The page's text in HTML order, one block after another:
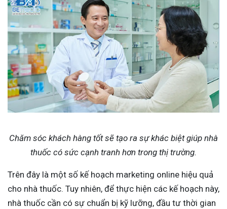
Chăm sóc khách hàng tốt sẽ tạo ra sự khác biệt giúp nhà
thuốc có sức cạnh tranh hơn trong thị trường.
Trên đây là một số kế hoạch marketing online hiệu quả
cho nhà thuốc. Tuy nhiên, để thực hiện các kế hoạch này,
nhà thuốc cần có sự chuẩn bị kỹ lưỡng, đầu tư thời gian